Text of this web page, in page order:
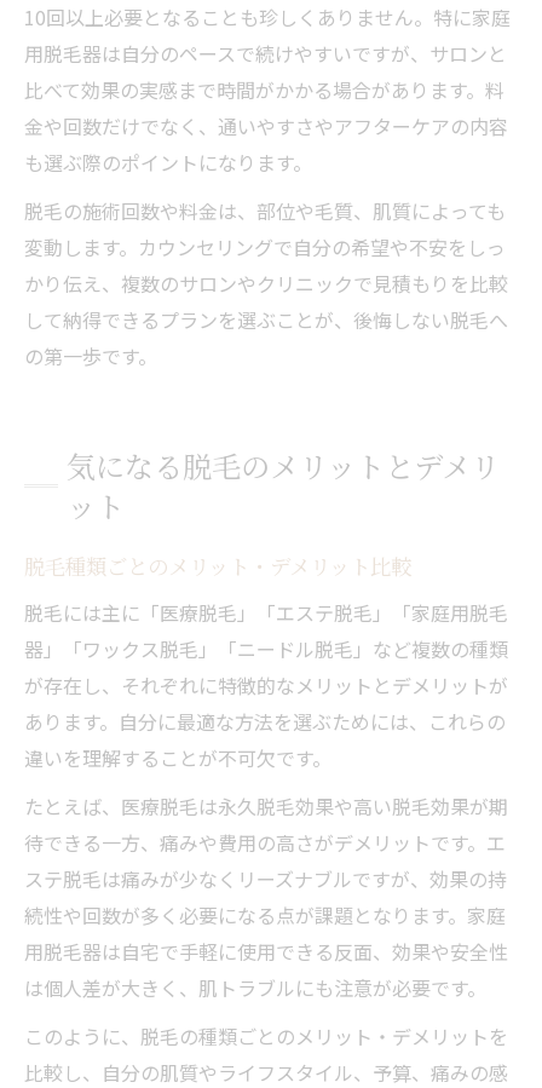
10回以上必要となることも珍しくありません。特に家庭
用脱毛器は自分のペースで続けやすいですが、サロンと
比べて効果の実感まで時間がかかる場合があります。料
金や回数だけでなく、通いやすさやアフターケアの内容
も選ぶ際のポイントになります。
脱毛の施術回数や料金は、部位や毛質、肌質によっても
変動します。カウンセリングで自分の希望や不安をしっ
かり伝え、複数のサロンやクリニックで見積もりを比較
して納得できるプランを選ぶことが、後悔しない脱毛へ
の第一歩です。
気になる脱毛のメリットとデメリ
ット
脱毛種類ごとのメリット・デメリット比較
脱毛には主に「医療脱毛」「エステ脱毛」「家庭用脱毛
器」「ワックス脱毛」「ニードル脱毛」など複数の種類
が存在し、それぞれに特徴的なメリットとデメリットが
あります。自分に最適な方法を選ぶためには、これらの
違いを理解することが不可欠です。
たとえば、医療脱毛は永久脱毛効果や高い脱毛効果が期
待できる一方、痛みや費用の高さがデメリットです。エ
ステ脱毛は痛みが少なくリーズナブルですが、効果の持
続性や回数が多く必要になる点が課題となります。家庭
用脱毛器は自宅で手軽に使用できる反面、効果や安全性
は個人差が大きく、肌トラブルにも注意が必要です。
このように、脱毛の種類ごとのメリット・デメリットを
比較し、自分の肌質やライフスタイル、予算、痛みの感